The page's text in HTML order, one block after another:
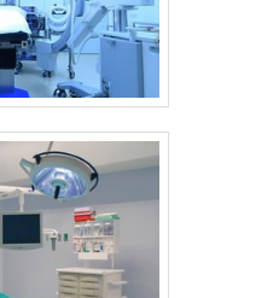
soluções para
Sempre de
em itens
e autoclaves.
com os
construídas
resultado final,
onde são
nacional e